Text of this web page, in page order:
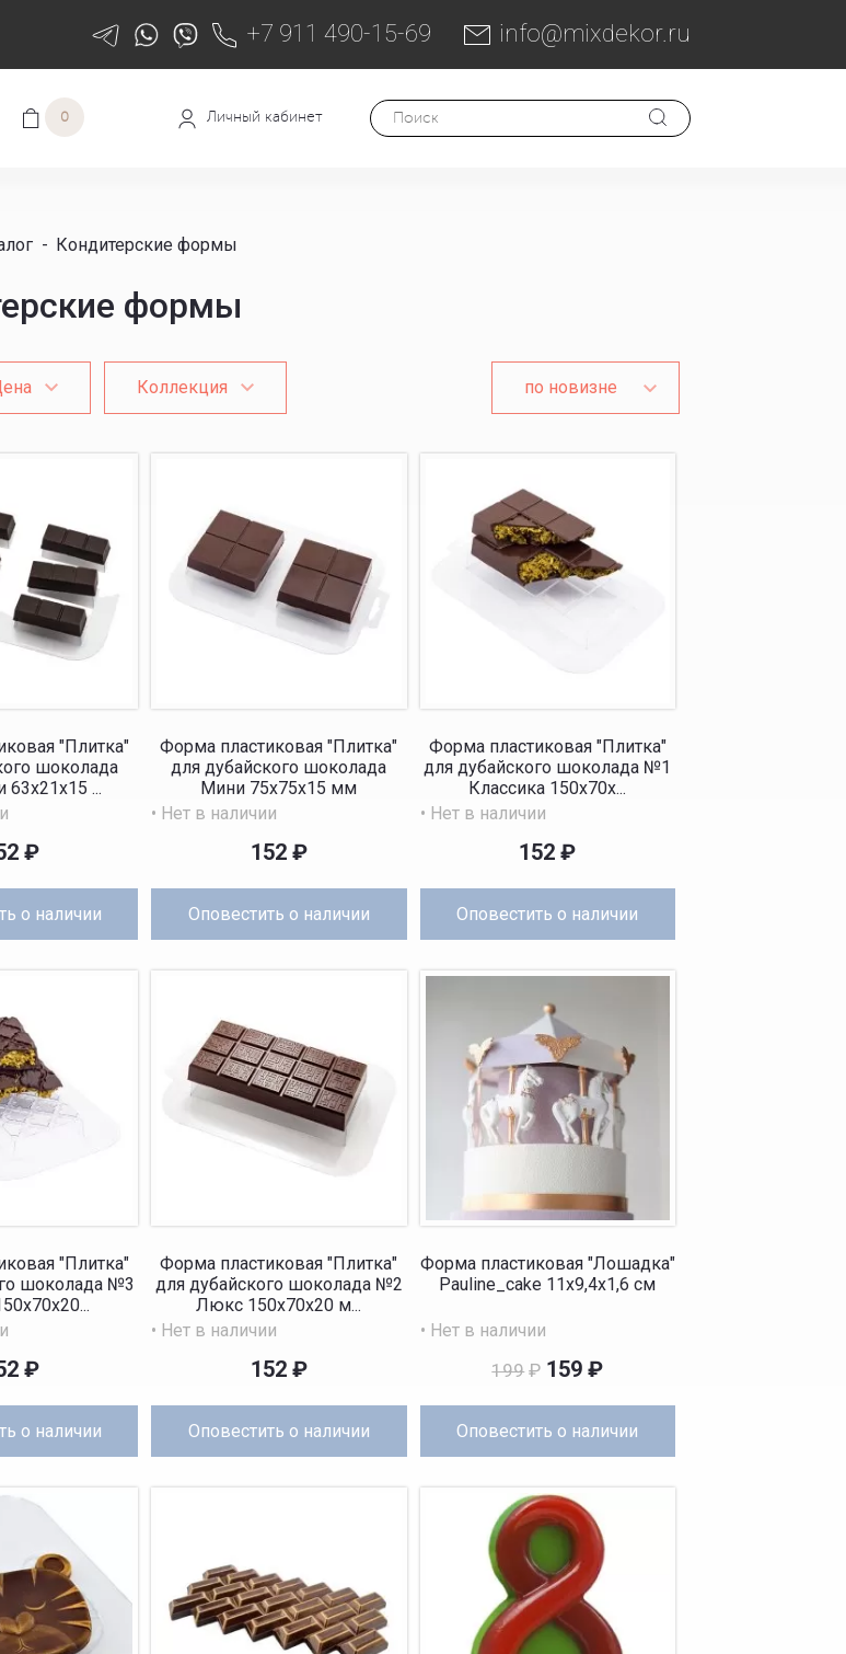
+7 911 490-15-69 info@mixdekor.ru
0 Личный кабинет
- Кондитерские формы
формы
Коллекция по новизне
"Плитка"
шоколада
63x21x15 ...
о наличии
₽
Форма пластиковая "Плитка"
для дубайского шоколада
Мини 75x75x15 мм
• Нет в наличии
Оповестить о наличии
152 ₽
Форма пластиковая "Плитка"
для дубайского шоколада №1
Классика 150x70x...
• Нет в наличии
Оповестить о наличии
152₽
"Плитка"
шоколада №3
о наличии
₽
Форма пластиковая "Плитка"
для дубайского шоколада №2
Люкс 150x70x20 м...
• Нет в наличии
Оповестить о наличии
152 ₽
Форма пластиковая "Лошадка"
Pauline_cake 11х9,4х1,6 см
• Нет в наличии
Оповестить о наличии
199 ₽ 159₽